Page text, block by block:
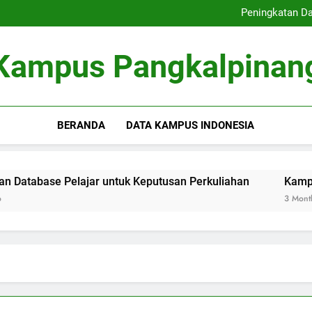
Peningkatan
Kampus Inovatif:
Peningkatan
Kampus Inovatif:
BERANDA DATA KAMPUS INDONESIA
Pelajar untuk Keputusan Perkuliahan Kampus
3 Months Ago